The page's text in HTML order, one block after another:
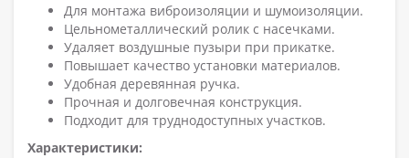
Для монтажа виброизоляции и шумоизоляции.
Цельнометаллический ролик с насечками.
Удаляет воздушные пузыри при прикатке.
Повышает качество установки материалов.
Удобная деревянная ручка.
Прочная и долговечная конструкция.
Подходит для труднодоступных участков.
Характеристики: